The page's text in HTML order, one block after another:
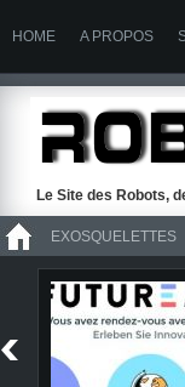
HOME A PROPOS
Le Site des Robots,
EXOSQUELETTES